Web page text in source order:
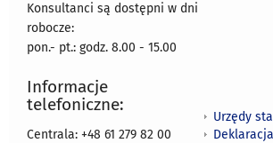
Konsultanci są dostępni w dni
robocze:
pon.- pt.: godz. 8.00 - 15.00
Informacje
telefoniczne:
Centrala: +48 61 279 82 00
Urzędy